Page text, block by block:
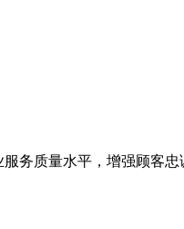
务质量水平，增强顾客